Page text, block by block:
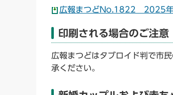
広報まつどNo.1822 2025年
印刷される場合のご注意
広報まつどはタブロイド判で市
承ください。